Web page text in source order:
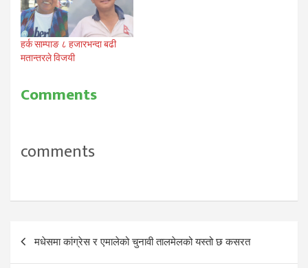
हर्क साम्पाङ ८ हजारभन्दा बढी
मतान्तरले विजयी
Comments
comments
Post
navigation
मधेसमा कांग्रेस र एमालेको चुनावी तालमेलको यस्तो छ कसरत